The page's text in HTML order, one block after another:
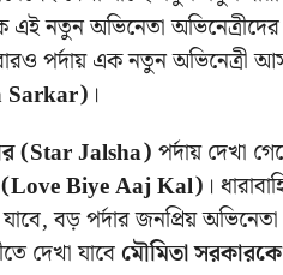
এই নতুন অভিনেতা
পর্দায় এক নতুন অভিনেত্রী
Sarkar) ।
(Star Jalsha)পর্দায় দেখা
Biye Aaj Kal) ।
যাবে, বড় পর্দার জনপ্রিয় অভিনেতা
দেখা যাবেমৌমিতা